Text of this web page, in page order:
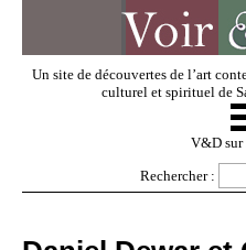
Un site de découvertes de l’art
culturel et spirituel de
V&D sur
Rechercher :